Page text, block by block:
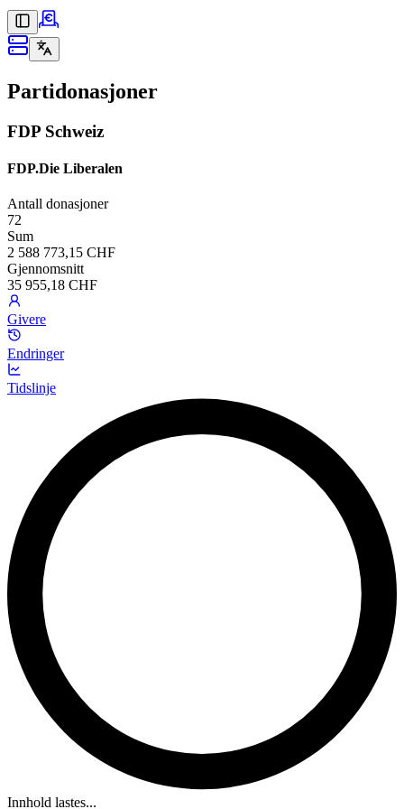
Partidonasjoner
FDP Schweiz
FDP.Die Liberalen
Antall donasjoner
72
Sum
2 588 773,15 CHF
Gjennomsnitt
35 955,18 CHF
Givere
Endringer
Tidslinje
Innhold lastes...